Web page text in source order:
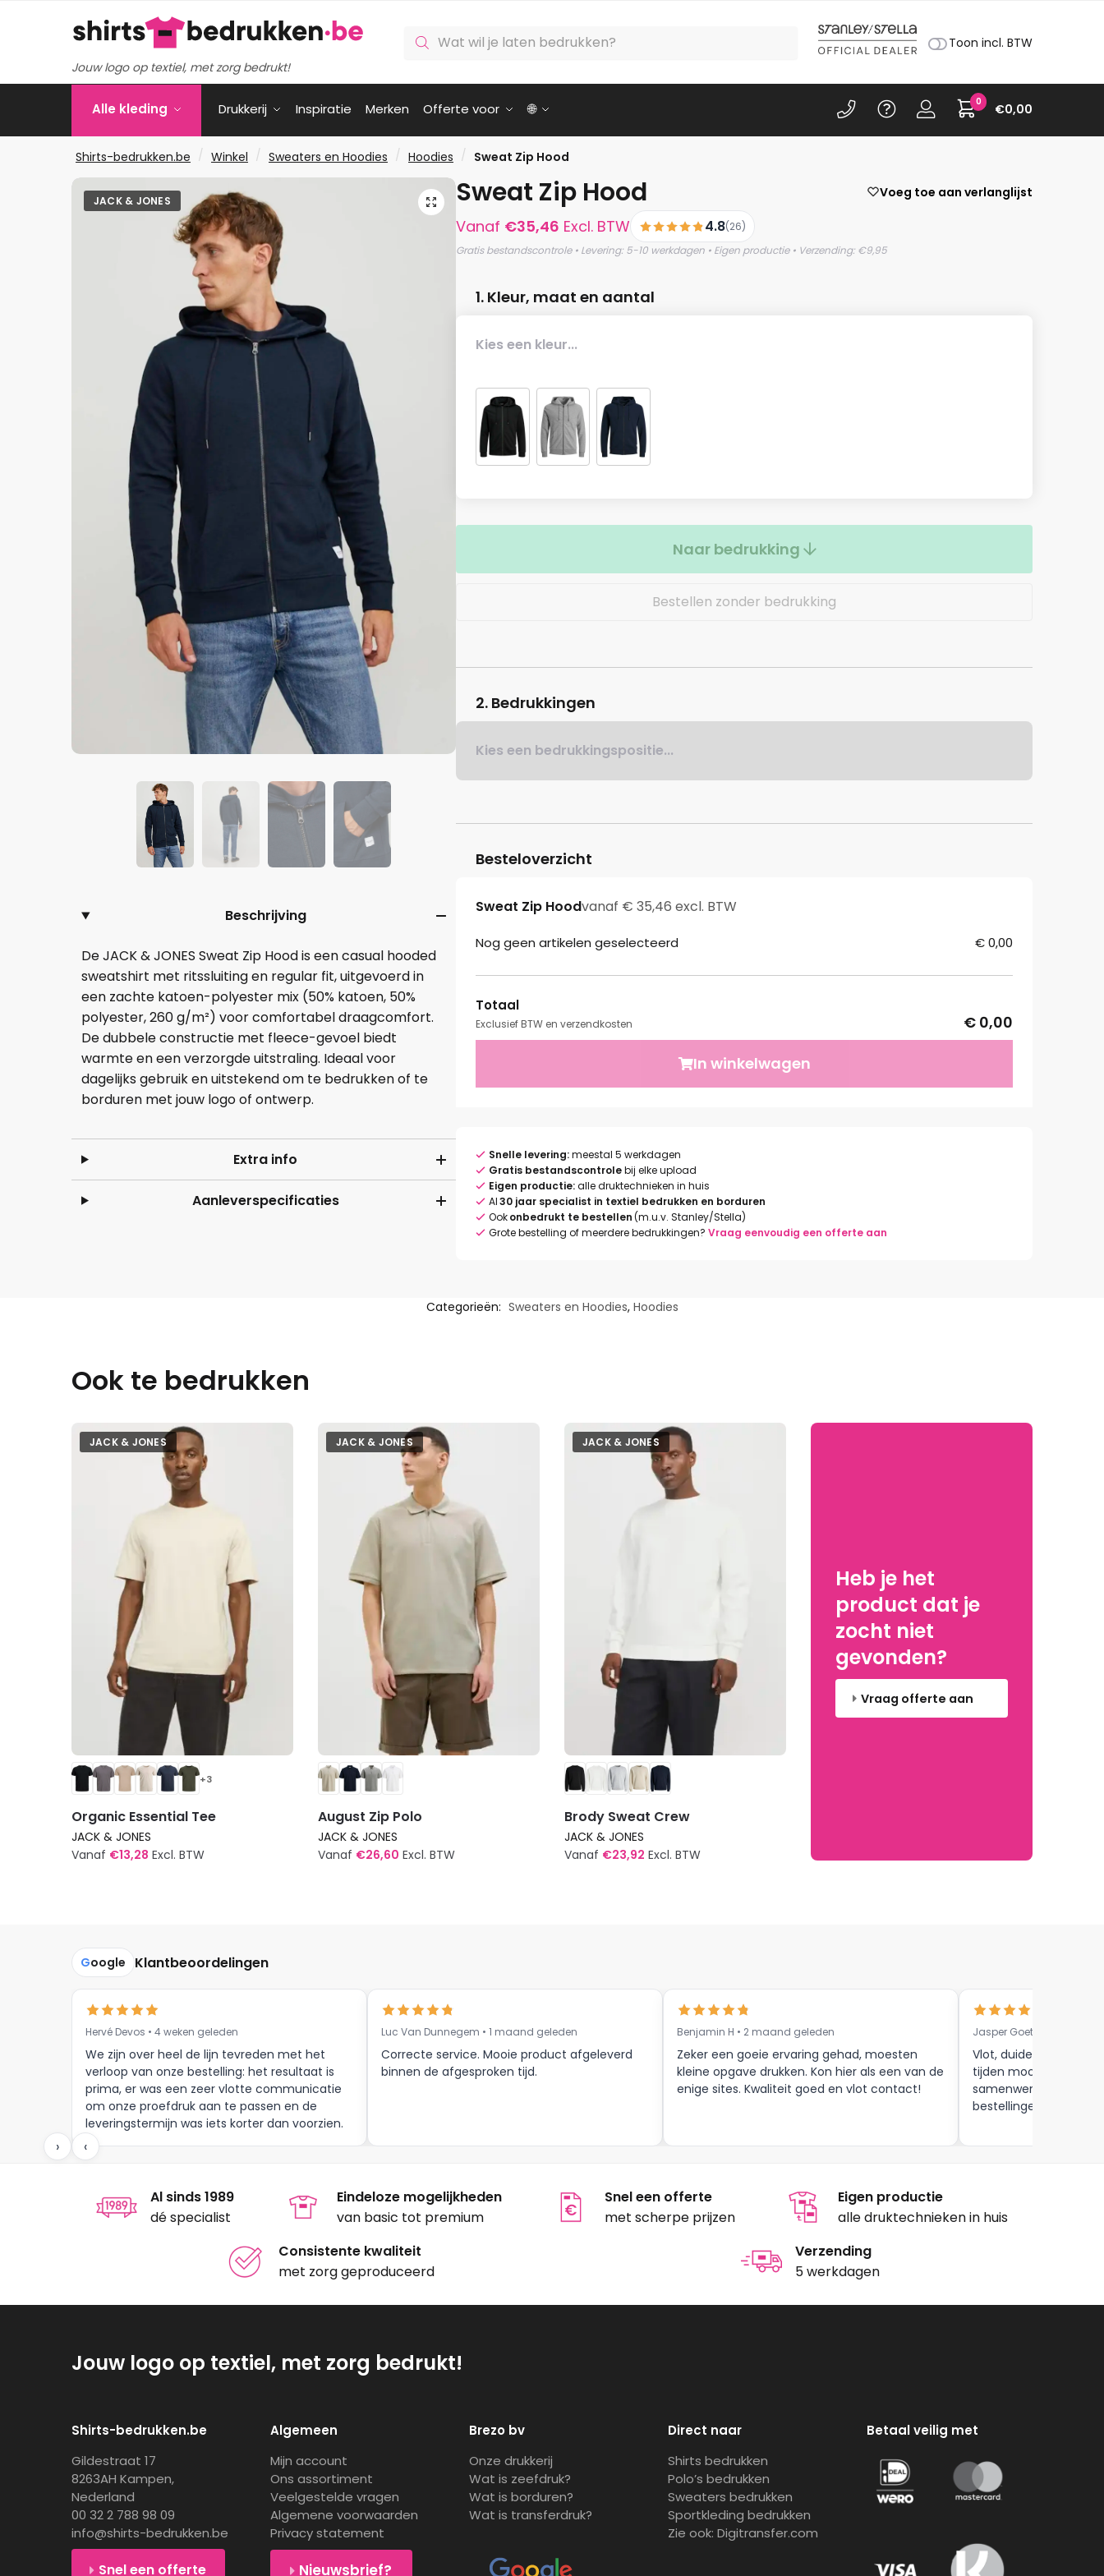
Jouw logo op textiel, met zorg bedrukt!
zoeken Toon incl. BTW
Alle kleding Drukkerij Inspiratie Merken Offerte voor 🌐 €0,00
0
Shirts-bedrukken.be / Winkel / Sweaters en Hoodies / Hoodies / Sweat Zip Hood
🔍
JACK & JONES
Beschrijving
De JACK & JONES Sweat Zip Hood is een casual hooded
sweatshirt met ritssluiting en regular fit, uitgevoerd in
een zachte katoen-polyester mix (50% katoen, 50%
polyester, 260 g/m²) voor comfortabel draagcomfort.
De dubbele constructie met fleece-gevoel biedt
warmte en een verzorgde uitstraling. Ideaal voor
dagelijks gebruik en uitstekend om te bedrukken of te
borduren met jouw logo of ontwerp.
Extra info
Aanleverspecificaties
Sweat Zip Hood Voeg toe aan verlanglijst
Vanaf €35,46 Excl. BTW 4.8(26)
Gratis bestandscontrole • Levering: 5-10 werkdagen • Eigen productie • Verzending: €9,95
1. Kleur, maat en aantal
Kies een kleur...
Naar bedrukking
Bestellen zonder bedrukking
2. Bedrukkingen
Kies een bedrukkingspositie...
Besteloverzicht
Sweat Zip Hoodvanaf € 35,46 excl. BTW
Nog geen artikelen geselecteerd € 0,00
Totaal
Exclusief BTW en verzendkosten
€ 0,00
In winkelwagen
Snelle levering:meestal 5 werkdagen
Gratis bestandscontrolebij elke upload
Eigen productie:alle druktechnieken in huis
Al30 jaar specialist in textiel bedrukken en borduren
Ookonbedrukt te bestellen(m.u.v. Stanley/Stella)
Grote bestelling of meerdere bedrukkingen? Vraag eenvoudig een offerte aan
Categorieën: Sweaters en Hoodies, Hoodies
Ook te bedrukken
JACK & JONES
+3
Organic Essential Tee
JACK & JONES
Vanaf €13,28 Excl. BTW
meerdere
variaties.
Deze
optie
kan
gekozen
worden
op
de
productpagina
JACK & JONES
August Zip Polo
JACK & JONES
Vanaf €26,60 Excl. BTW
Deze
gekozen
worden
op
productpagina
JACK & JONES
Brody Sweat Crew
JACK & JONES
Vanaf €23,92 Excl. BTW
Deze
kan
gekozen
worden
Heb je het
product dat je
zocht niet
gevonden?
Vraag offerte aan
Google Klantbeoordelingen
Hervé Devos • 4 weken geleden
We zijn over heel de lijn tevreden met het
verloop van onze bestelling: het resultaat is
prima, er was een zeer vlotte communicatie
om onze proefdruk aan te passen en de
leveringstermijn was iets korter dan voorzien.
Meer moet dat niet zijn.
Luc Van Dunnegem • 1 maand geleden
Correcte service. Mooie product afgeleverd
binnen de afgesproken tijd.
Benjamin H • 2 maand geleden
Zeker een goeie ervaring gehad, moesten
kleine opgave drukken. Kon hier als een van de
enige sites. Kwaliteit goed en vlot contact!
Jasper Goethals • 9
Vlot, duidelijke
tijden mooie
samenwerking tot
bestellingen , zijn
‹
›
Al sinds 1989
dé specialist
Eindeloze mogelijkheden
van basic tot premium
Snel een offerte
met scherpe prijzen
Eigen productie
alle druktechnieken in huis
Consistente kwaliteit
met zorg geproduceerd
Verzending
5 werkdagen
Jouw logo op textiel, met zorg bedrukt!
Shirts-bedrukken.be
Gildestraat 17
8263AH Kampen,
Nederland
00 32 2 788 98 09
info@shirts-bedrukken.be
Snel een offerte
Algemeen
Mijn account
Ons assortiment
Veelgestelde vragen
Algemene voorwaarden
Privacy statement
Nieuwsbrief?
Brezo bv
Onze drukkerij
Wat is zeefdruk?
Wat is borduren?
Wat is transferdruk?
Direct naar
Shirts bedrukken
Polo’s bedrukken
Sweaters bedrukken
Sportkleding bedrukken
Zie ook: Digitransfer.com
Betaal veilig met